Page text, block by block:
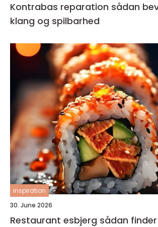
Kontrabas reparation sådan bevarer du
klang og spilbarhed
inspiration
30. June 2026
Restaurant esbjerg sådan finder du de